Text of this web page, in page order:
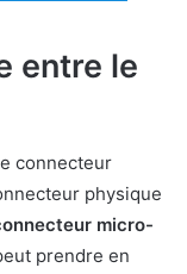
entre le
connecteur
physique
micro-
prendre en